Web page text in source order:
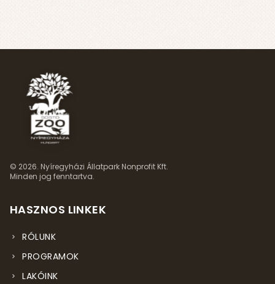
© 2026. Nyíregyházi Állatpark Nonprofit Kft.
Minden jog fenntartva.
HASZNOS LINKEK
RÓLUNK
PROGRAMOK
LAKÓINK